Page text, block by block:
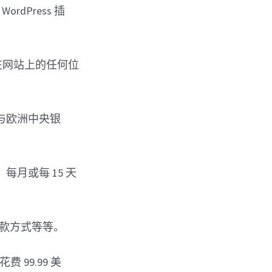
插
站上的任何位
欧洲中央银
月或每 15 天
方式等等。
费 99.99 美